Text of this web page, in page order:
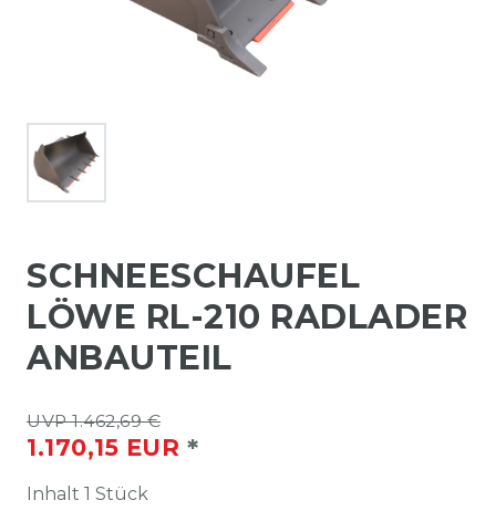
SCHNEESCHAUFEL
LÖWE RL-210 RADLADER
ANBAUTEIL
UVP 1.462,69 €
1.170,15 EUR *
Inhalt 1 Stück